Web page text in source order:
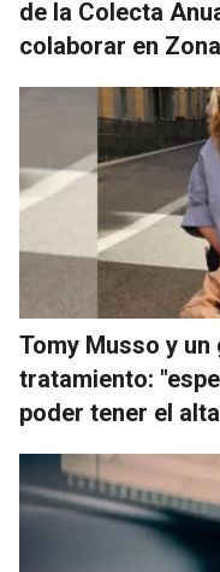
de la Colecta
colaborar en
Tomy Musso y un
tratamiento:
poder tener el